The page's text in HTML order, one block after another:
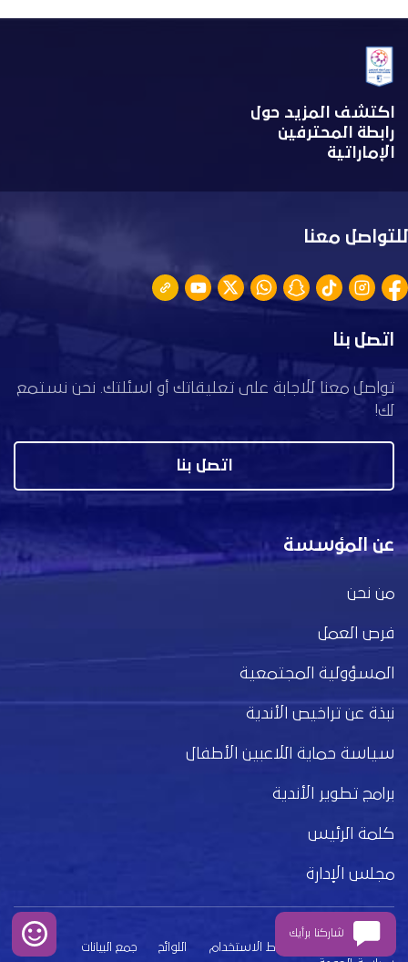
اكتشف المزيد حول
رابطة المحترفين
الإماراتية
للتواصل معنا
اتصل بنا
تواصل معنا للاجابة على تعليقاتك أو اسئلتك. نحن نستمع
لك!
اتصل بنا
عن المؤسسة
من نحن
فرص العمل
المسؤولية المجتمعية
نبذة عن تراخيص الأندية
سياسة حماية اللاعبين الأطفال
برامج تطوير الأندية
كلمة الرئيس
مجلس الإدارة
بيان الخصوصية شروط الاستخدام اللوائح
جمع البيانات
شاركنا برأيك